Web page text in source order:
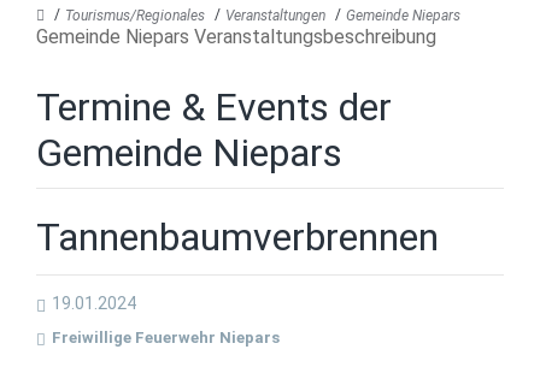
Tourismus/Regionales Veranstaltungen Gemeinde Niepars
Gemeinde Niepars Veranstaltungsbeschreibung
Termine & Events der
Gemeinde Niepars
Tannenbaumverbrennen
19.01.2024
Freiwillige Feuerwehr Niepars